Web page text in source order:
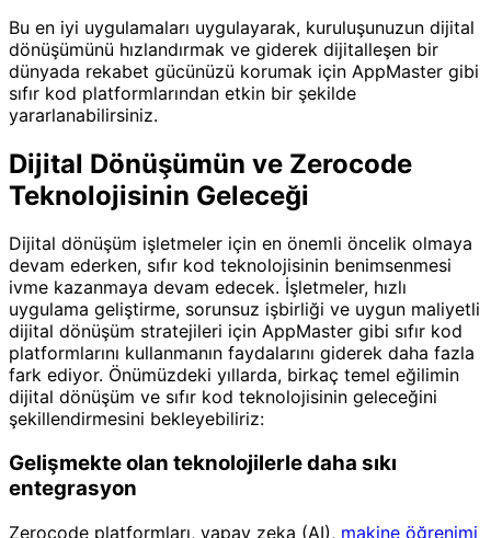
Bu en iyi uygulamaları uygulayarak, kuruluşunuzun dijital
dönüşümünü hızlandırmak ve giderek dijitalleşen bir
dünyada rekabet gücünüzü korumak için AppMaster gibi
sıfır kod platformlarından etkin bir şekilde
yararlanabilirsiniz.
Dijital Dönüşümün ve Zerocode
Teknolojisinin Geleceği
Dijital dönüşüm işletmeler için en önemli öncelik olmaya
devam ederken, sıfır kod teknolojisinin benimsenmesi
ivme kazanmaya devam edecek. İşletmeler, hızlı
uygulama geliştirme, sorunsuz işbirliği ve uygun maliyetli
dijital dönüşüm stratejileri için AppMaster gibi sıfır kod
platformlarını kullanmanın faydalarını giderek daha fazla
fark ediyor. Önümüzdeki yıllarda, birkaç temel eğilimin
dijital dönüşüm ve sıfır kod teknolojisinin geleceğini
şekillendirmesini bekleyebiliriz:
Gelişmekte olan teknolojilerle daha sıkı
entegrasyon
Zerocode platformları, yapay zeka (AI), makine öğrenimi